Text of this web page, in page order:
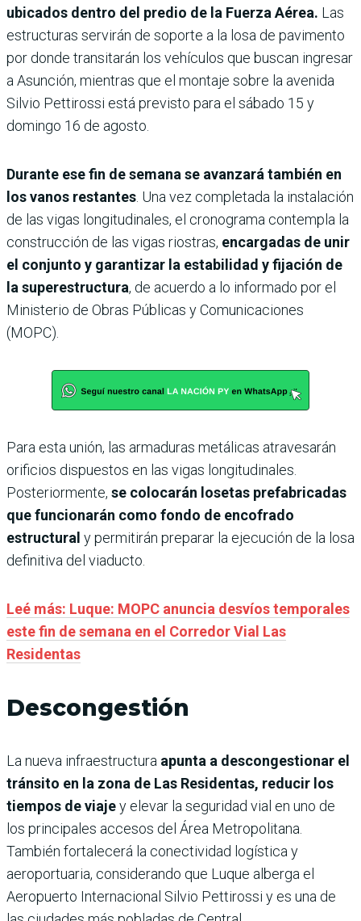
ubicados dentro del predio de la Fuerza Aérea. Las
estructuras servirán de soporte a la losa de pavimento
por donde transitarán los vehículos que buscan ingresar
a Asunción, mientras que el montaje sobre la avenida
Silvio Pettirossi está previsto para el sábado 15 y
domingo 16 de agosto.
Durante ese fin de semana se avanzará también en
los vanos restantes. Una vez completada la instalación
de las vigas longitudinales, el cronograma contempla la
construcción de las vigas riostras, encargadas de unir
el conjunto y garantizar la estabilidad y fijación de
la superestructura, de acuerdo a lo informado por el
Ministerio de Obras Públicas y Comunicaciones
(MOPC).
Para esta unión, las armaduras metálicas atravesarán
orificios dispuestos en las vigas longitudinales.
Posteriormente, se colocarán losetas prefabricadas
que funcionarán como fondo de encofrado
estructural y permitirán preparar la ejecución de la losa
definitiva del viaducto.
Leé más: Luque: MOPC anuncia desvíos temporales
este fin de semana en el Corredor Vial Las
Residentas
Descongestión
La nueva infraestructura apunta a descongestionar el
tránsito en la zona de Las Residentas, reducir los
tiempos de viajey elevar la seguridad vial en uno de
los principales accesos del Área Metropolitana.
También fortalecerá la conectividad logística y
aeroportuaria, considerando que Luque alberga el
Aeropuerto Internacional Silvio Pettirossi y es una de